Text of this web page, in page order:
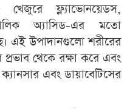
খেজুরে ফ্ল্যাভোনয়েডস,
অ্যাসিড-এর মতো
এই উপাদানগুলো শরীরের
থেকে রক্ষা করে এবং
এবং ডায়াবেটিসের